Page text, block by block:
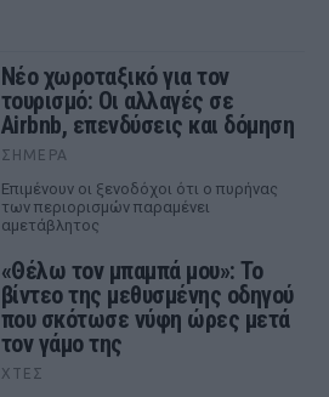
Νέο χωροταξικό για τον
τουρισμό: Οι αλλαγές σε
Airbnb, επενδύσεις και δόμηση
ΣΉΜΕΡΑ
Επιμένουν οι ξενοδόχοι ότι ο πυρήνας
των περιορισμών παραμένει
αμετάβλητος
«Θέλω τον μπαμπά μου»: Το
βίντεο της μεθυσμένης οδηγού
που σκότωσε νύφη ώρες μετά
τον γάμο της
ΧΤΕΣ